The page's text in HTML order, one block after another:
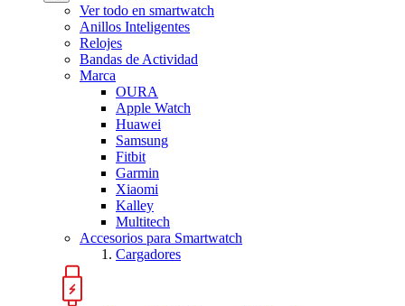
Ver todo en smartwatch
Anillos Inteligentes
Relojes
Bandas de Actividad
Marca
OURA
Apple Watch
Huawei
Samsung
Fitbit
Garmin
Xiaomi
Kalley
Multitech
Accesorios para Smartwatch
Cargadores